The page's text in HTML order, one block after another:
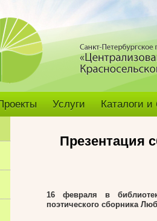
Услуги Каталоги
Презентация
16 февраля в
поэтического сборника